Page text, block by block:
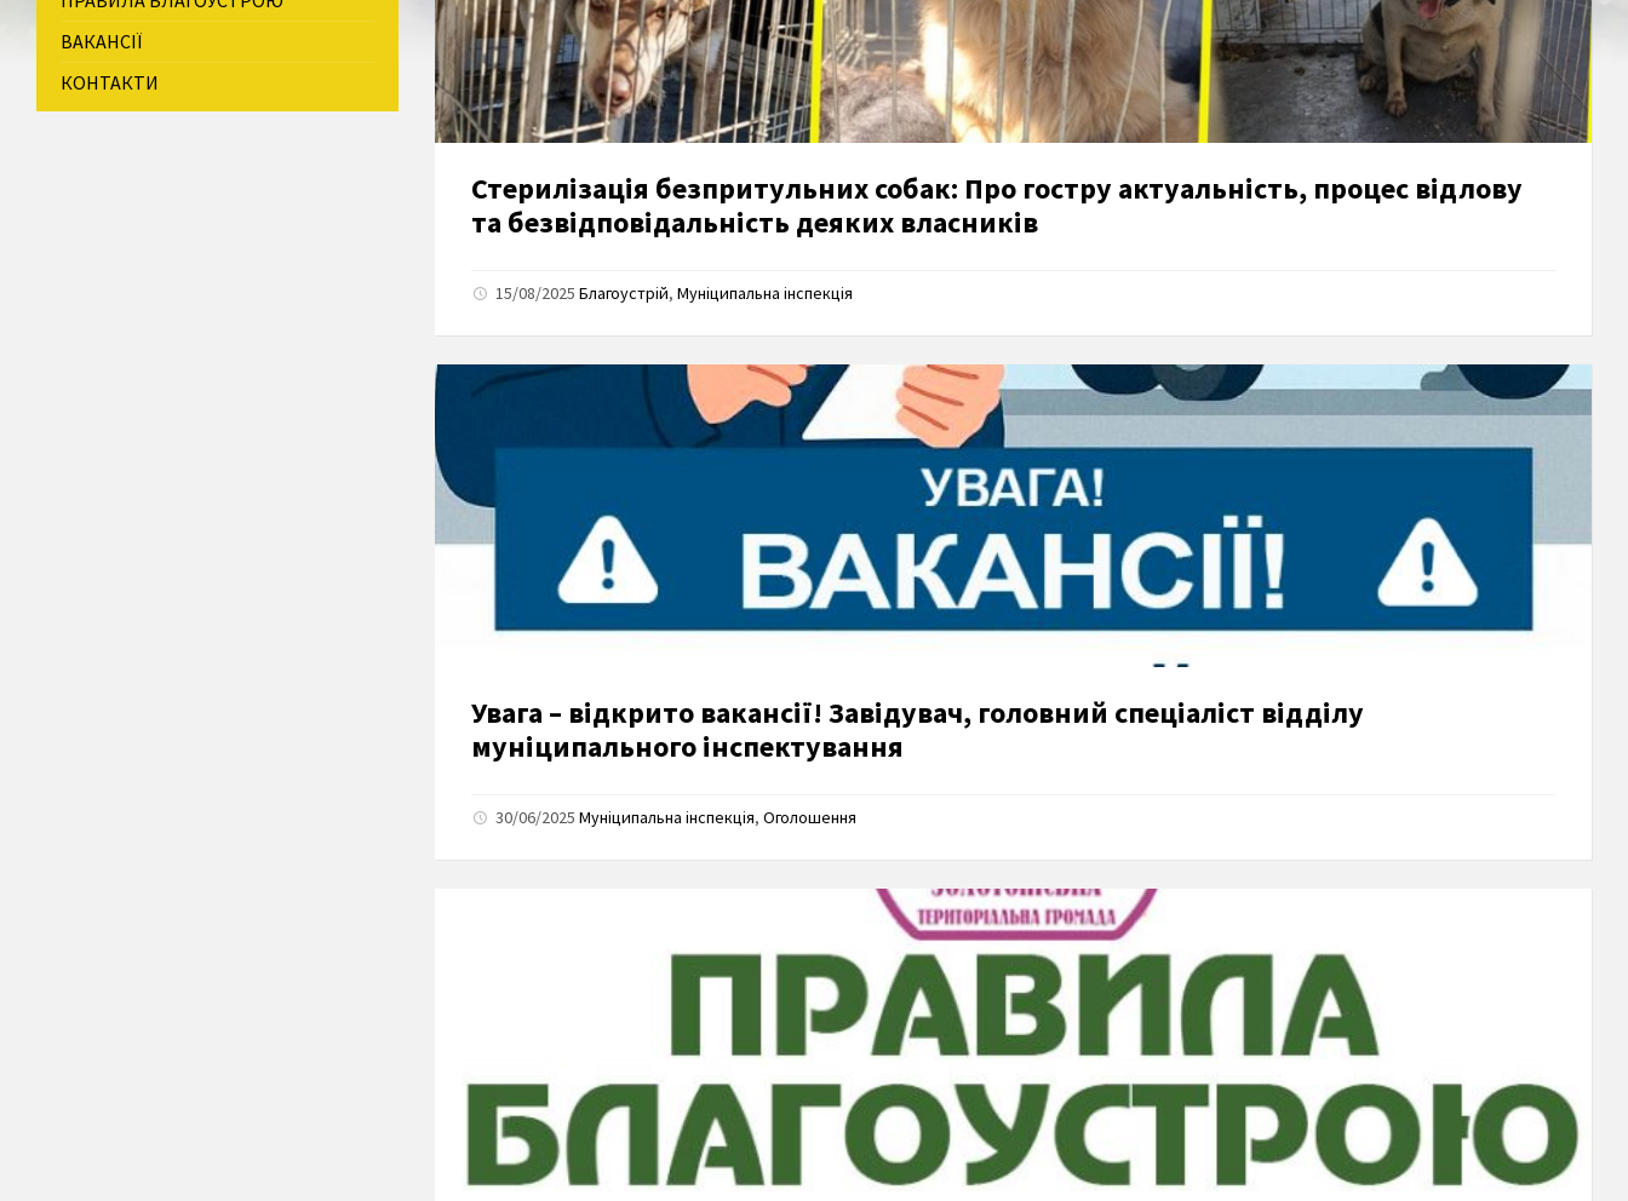
Стерилізація безпритульних собак: Про гостру актуальність, процес відлову
та безвідповідальність деяких власників
15/08/2025 Благоустрій, Муніципальна інспекція
Увага – відкрито вакансії! Завідувач, головний спеціаліст відділу
муніципального інспектування
30/06/2025 Муніципальна інспекція, Оголошення
ВАКАНСІЇ
КОНТАКТИ